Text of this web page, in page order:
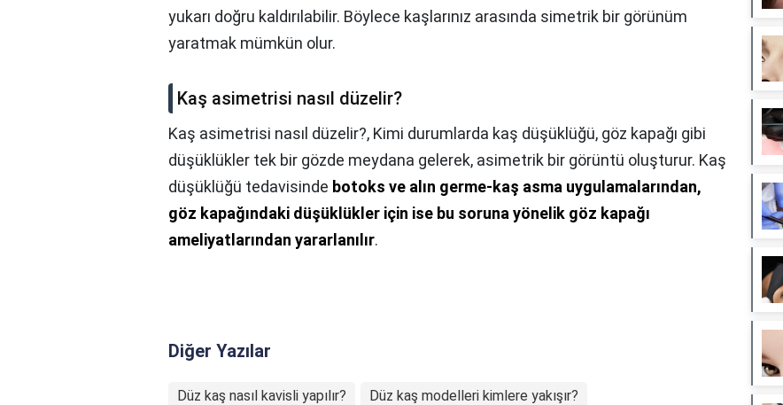
yukarı doğru kaldırılabilir. Böylece kaşlarınız arasında simetrik bir görünüm
yaratmak mümkün olur.
Kaş asimetrisi nasıl düzelir?
Kaş asimetrisi nasıl düzelir?, Kimi durumlarda kaş düşüklüğü, göz kapağı gibi
düşüklükler tek bir gözde meydana gelerek, asimetrik bir görüntü oluşturur. Kaş
düşüklüğü tedavisinde botoks ve alın germe-kaş asma uygulamalarından,
göz kapağındaki düşüklükler için ise bu soruna yönelik göz kapağı
ameliyatlarından yararlanılır.
Diğer Yazılar
Düz kaş nasıl kavisli yapılır?
Düz kaş modelleri kimlere yakışır?